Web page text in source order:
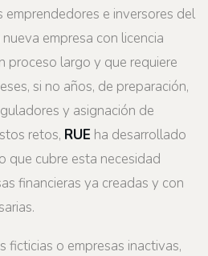
emprendedores e inversores del
empresa con licencia
proceso largo y que requiere
si no años, de preparación,
y asignación de
retos, RUE ha desarrollado
que cubre esta necesidad
financieras ya creadas y con
ficticias o empresas inactivas,